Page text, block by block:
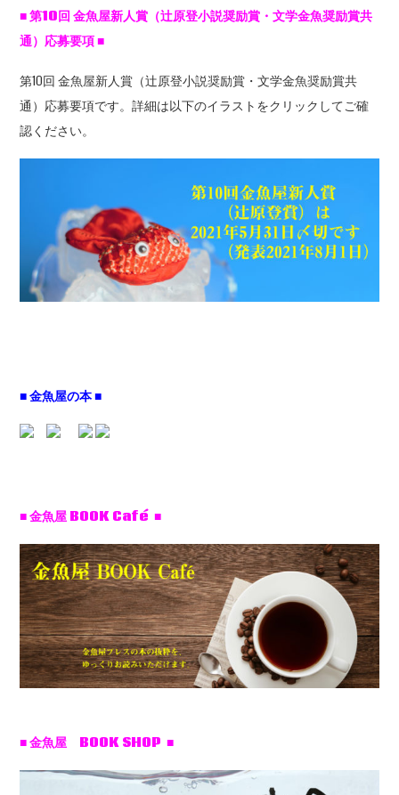
■ 第10回 金魚屋新人賞（辻原登小説奨励賞・文学金魚奨励賞共
通）応募要項 ■
第10回 金魚屋新人賞（辻原登小説奨励賞・文学金魚奨励賞共
通）応募要項です。詳細は以下のイラストをクリックしてご確
認ください。
■ 金魚屋の本 ■
■ 金魚屋 BOOK Café ■
■ 金魚屋 BOOK SHOP ■